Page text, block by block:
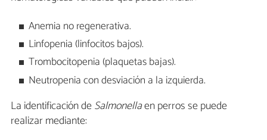
Anemia no regenerativa.
Linfopenia (linfocitos bajos).
Trombocitopenia (plaquetas bajas).
Neutropenia con desviación a la izquierda.
La identificación deSalmonellaen perros se puede
realizar mediante: